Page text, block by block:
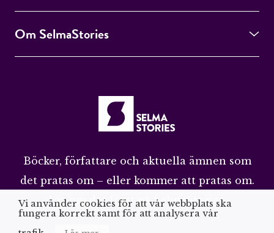
Om SelmaStories
Böcker, författare och aktuella ämnen som
det pratas om – eller kommer att pratas om.
Läs om det först på SelmaStories.
Vi använder cookies för att vår webbplats ska
fungera korrekt samt för att analysera vår